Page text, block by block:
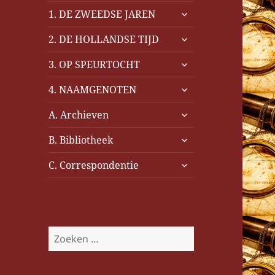
1. DE ZWEEDSE JAREN
submenu
2. DE HOLLANDSE TIJD
submenu
3. OP SPEURTOCHT
submenu
4. NAAMGENOTEN
submenu
A. Archieven
submenu
B. Bibliotheek
submenu
C. Correspondentie
submenu
Z
o